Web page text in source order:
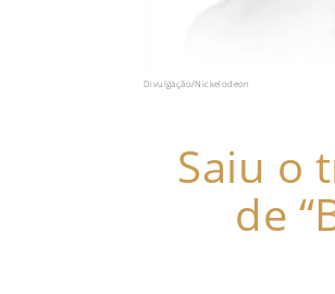
Divulgação/Nickelodeon
Saiu o
de